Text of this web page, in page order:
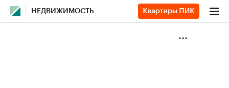
НЕДВИЖИМОСТЬ